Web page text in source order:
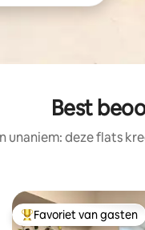
Best
unaniem: deze flats
Topfavoriet van gasten
Favoriet van gasten